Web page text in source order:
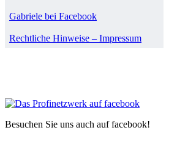
Gabriele bei Facebook
Rechtliche Hinweise – Impressum
Besuchen Sie uns auch auf facebook!